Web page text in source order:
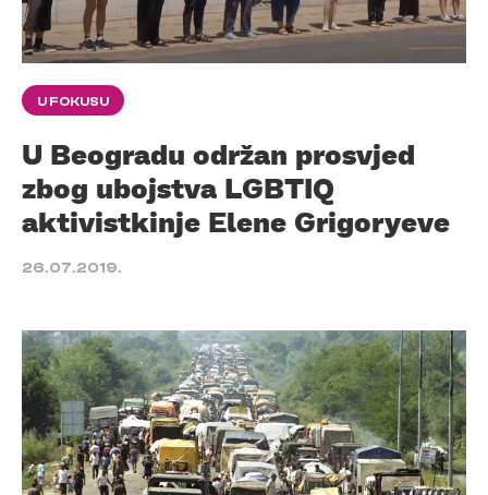
U FOKUSU
U Beogradu održan prosvjed
zbog ubojstva LGBTIQ
aktivistkinje Elene Grigoryeve
26.07.2019.